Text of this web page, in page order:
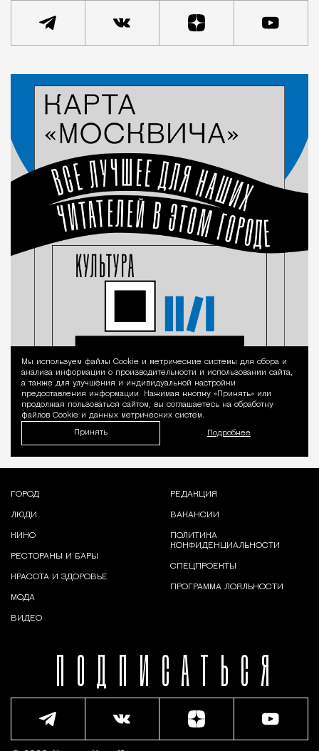
Уведомление
Мы используем файлы Сookie и метрические системы для сбора и
анализа информации о производительности и использовании сайта,
а также для улучшения и индивидуальной настройки
предоставления информации. Нажимая кнопку «Принять» или
продолжая пользоваться сайтом, вы соглашаетесь на обработку
файлов Cookie и данных метрических систем.
Принять Подробнее
ПОДПИСАТЬСЯ
ГОРОД
ЛЮДИ
КИНО
РЕСТОРАНЫ И БАРЫ
КРАСОТА И ЗДОРОВЬЕ
МОДА
ВИДЕО
РЕДАКЦИЯ
ВАКАНСИИ
ПОЛИТИКА
КОНФИДЕНЦИАЛЬНОСТИ
СПЕЦПРОЕКТЫ
ПРОГРАММА ЛОЯЛЬНОСТИ